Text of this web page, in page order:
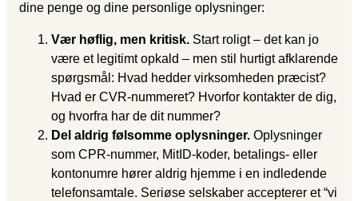
dine penge og dine personlige oplysninger:
Vær høflig, men kritisk. Start roligt – det kan jo
være et legitimt opkald – men stil hurtigt afklarende
spørgsmål: Hvad hedder virksomheden præcist?
Hvad er CVR-nummeret? Hvorfor kontakter de dig,
og hvorfra har de dit nummer?
Del aldrig følsomme oplysninger. Oplysninger
som CPR-nummer, MitID-koder, betalings- eller
kontonumre hører aldrig hjemme i en indledende
telefonsamtale. Seriøse selskaber accepterer et “vi